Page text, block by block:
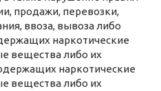
продажи, перевозки,
ввоза, вывоза либо
наркотические
вещества либо их
наркотические
вещества либо их